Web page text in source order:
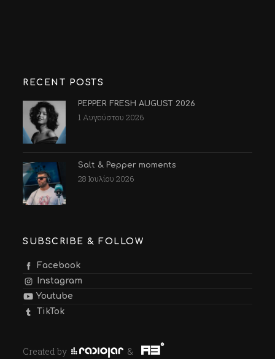
RECENT POSTS
PEPPER FRESH AUGUST 2026
1 Αυγούστου 2026
Salt & Pepper moments
28 Ιουλίου 2026
SUBSCRIBE & FOLLOW
Facebook
Instagram
Youtube
TikTok
Created by &